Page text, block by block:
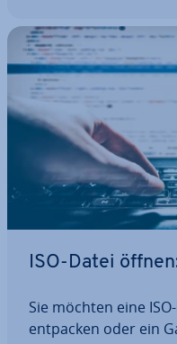
ISO-Datei
Sie möchten eine
entpacken oder ein